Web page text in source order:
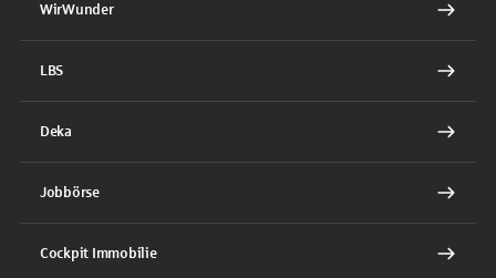
WirWunder
LBS
Deka
Jobbörse
Cockpit Immobilie